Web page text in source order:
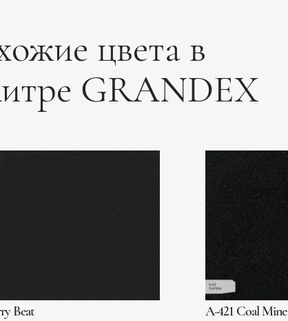
цвета в
GRANDEX
Beat A-421 Coal Mine